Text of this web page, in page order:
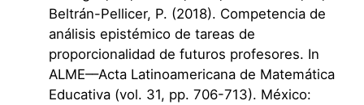
Beltrán-Pellicer, P. (2018). Competencia de
análisis epistémico de tareas de
proporcionalidad de futuros profesores. In
ALME––Acta Latinoamericana de Matemática
Educativa (vol. 31, pp. 706-713). México: